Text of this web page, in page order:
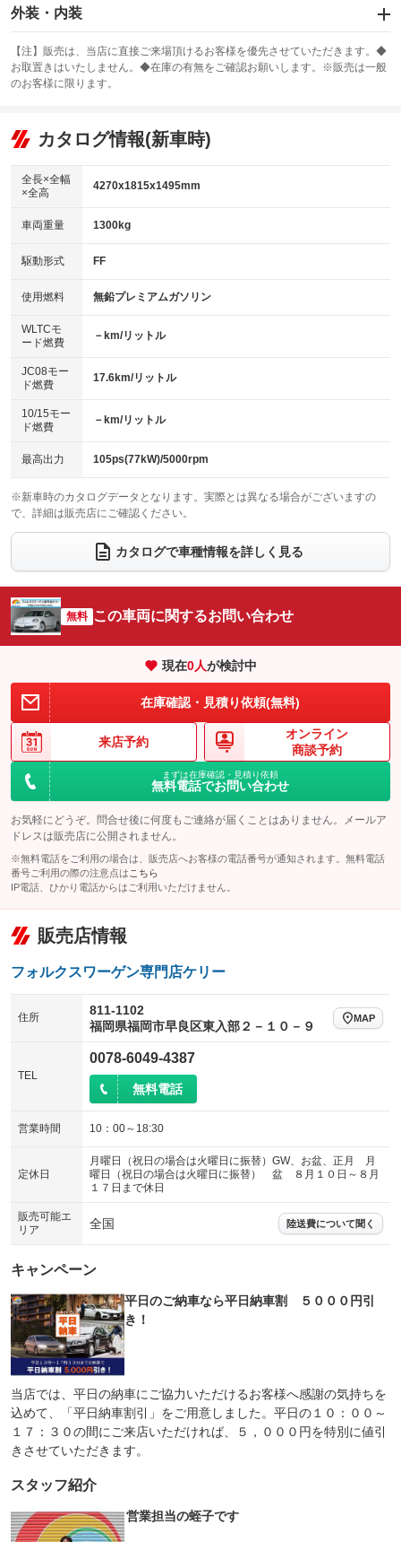
エアバッグ：運転席/助手席/サイド
：装備あり
：装備なし
サンルーフ
：装備なし ABS
リフトアップ
：装備なし
：装備なし
パワーウィンドウ
アイドリングストップ
：装備なし
USB入力端子
：装備なし
100V電源
：装備なし
センターデフロック
：装備なし
電動格納ミラー
：装備あり
外装・内装
カーナビ：メモリーナビ他
：装備あり
TV：フルセグ
：装備あり
ビジュアル：-／DVD再生
：装備あり
：装備あり
革シート
キーレス
HID(キセノンライト)
：装備あり
バックカメラ
：装備あり
エアロ
：装備なし
：装備なし
パワーシート
ベンチシート
：装備なし
チップアップシート
：装備なし
：装備なし ：装備あり
ウォークスルー
：装備なし
電動リアゲート フロントカメラ
：装備なし
：装備なし ：装備なし
サイドカメラ
：装備なし ルーフレール
：装備なし
：装備なし
：装備なし
【注】販売は、当店に直接ご来場頂けるお客様を優先させていただきます。◆
お取置きはいたしません。◆在庫の有無をご確認お願いします。※販売は一般
のお客様に限ります。
カタログ情報(新車時)
全長×全幅
×全高
4270x1815x1495mm
車両重量 1300kg
駆動形式 FF
使用燃料 無鉛プレミアムガソリン
WLTCモ
ード燃費
－km/リットル
JC08モー
ド燃費
17.6km/リットル
10/15モー
ド燃費
－km/リットル
最高出力 105ps(77kW)/5000rpm
※新車時のカタログデータとなります。実際とは異なる場合がございますの
で、詳細は販売店にご確認ください。
カタログで車種情報を詳しく見る
無料 この車両に関するお問い合わせ
現在0人が検討中
在庫確認・見積り依頼(無料)
来店予約
オンライン
商談予約
まずは在庫確認・見積り依頼
無料電話でお問い合わせ
お気軽にどうぞ。問合せ後に何度もご連絡が届くことはありません。メールア
ドレスは販売店に公開されません。
※無料電話をご利用の場合は、販売店へお客様の電話番号が通知されます。無料電話
番号ご利用の際の注意点は こちら
IP電話、ひかり電話からはご利用いただけません。
販売店情報
フォルクスワーゲン専門店ケリー
住所
811-1102
福岡県福岡市早良区東入部２－１０－９
MAP
TEL
0078-6049-4387
無料電話
営業時間 10：00～18:30
定休日
月曜日（祝日の場合は火曜日に振替）GW、お盆、正月 月
曜日（祝日の場合は火曜日に振替） 盆 ８月１０日～８月
１７日まで休日
販売可能エ
リア
全国 陸送費について聞く
キャンペーン
平日のご納車なら平日納車割 ５０００円引
き！
当店では、平日の納車にご協力いただけるお客様へ感謝の気持ちを
込めて、「平日納車割引」をご用意しました。平日の１０：００～
１７：３０の間にご来店いただければ、５，０００円を特別に値引
きさせていただきます。
スタッフ紹介
営業担当の蛭子です